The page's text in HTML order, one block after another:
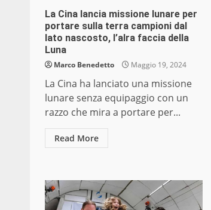
La Cina lancia missione lunare per
portare sulla terra campioni dal
lato nascosto, l’alra faccia della
Luna
Marco Benedetto Maggio 19, 2024
La Cina ha lanciato una missione
lunare senza equipaggio con un
razzo che mira a portare per...
Read More